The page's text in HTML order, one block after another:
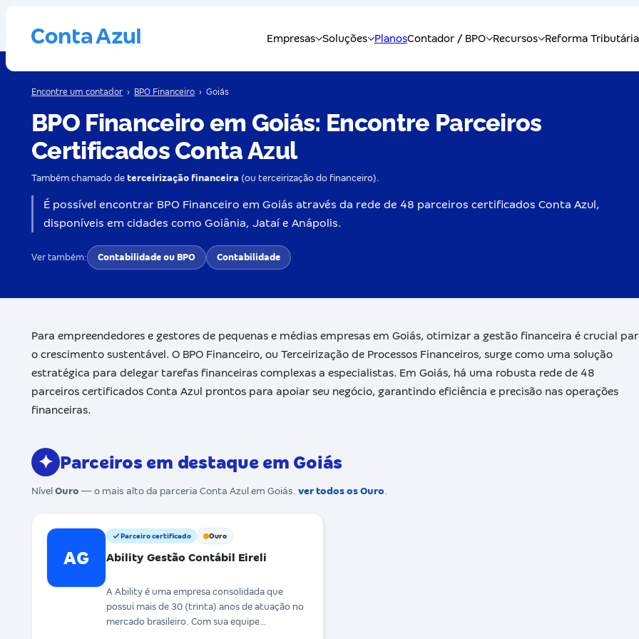
Encontre um contador › BPO Financeiro › Goiás
BPO Financeiro em Goiás: Encontre Parceiros
Certificados Conta Azul
Também chamado de terceirização financeira (ou terceirização do financeiro).
É possível encontrar BPO Financeiro em Goiás através da rede de 48 parceiros certificados Conta Azul,
disponíveis em cidades como Goiânia, Jataí e Anápolis.
Ver também: Contabilidade ou BPO Contabilidade
Para empreendedores e gestores de pequenas e médias empresas em Goiás, otimizar a gestão financeira é crucial
o crescimento sustentável. O BPO Financeiro, ou Terceirização de Processos Financeiros, surge como uma solução
estratégica para delegar tarefas financeiras complexas a especialistas. Em Goiás, há uma robusta rede de 48
parceiros certificados Conta Azul prontos para apoiar seu negócio, garantindo eficiência e precisão nas operações
financeiras.
✦ Parceiros em destaque em Goiás
Nível Ouro — o mais alto da parceria Conta Azul em Goiás. ver todos os Ouro.
AG
Parceiro certificado Ouro
Ability Gestão Contábil Eireli
A Ability é uma empresa consolidada que
possui mais de 30 (trinta) anos de atuação no
mercado brasileiro. Com sua equipe